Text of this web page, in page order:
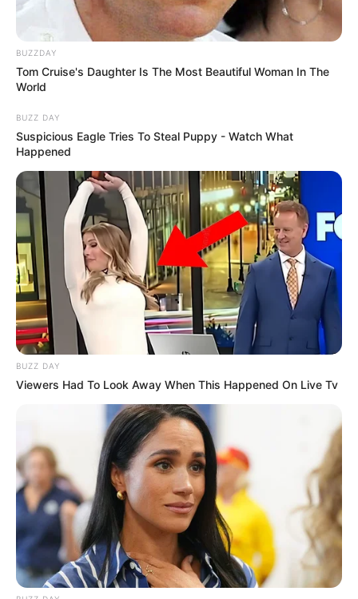
BUZZDAY
Tom Cruise's Daughter Is The Most Beautiful Woman In The
World
BUZZ DAY
Suspicious Eagle Tries To Steal Puppy - Watch What
Happened
BUZZ DAY
Viewers Had To Look Away When This Happened On Live Tv